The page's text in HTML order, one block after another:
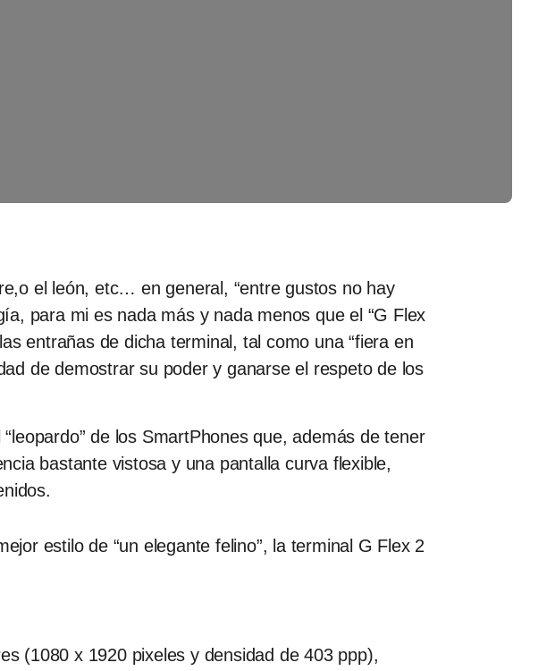
el león, etc… en general, “entre gustos no hay
para mi es nada más y nada menos que el “G Flex
entrañas de dicha terminal, tal como una “fiera en
de demostrar su poder y ganarse el respeto de los
de los SmartPhones que, además de tener
bastante vistosa y una pantalla curva flexible,
estilo de “un elegante felino”, la terminal G Flex 2
(1080 x 1920 pixeles y densidad de 403 ppp),